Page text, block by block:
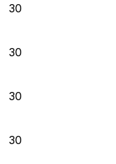
30
30
30
30